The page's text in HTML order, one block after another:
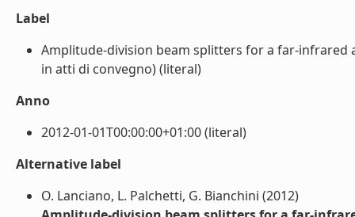
Label
Amplitude-division beam splitters for a far-
in atti di convegno) (literal)
Anno
2012-01-01T00:00:00+01:00 (literal)
Alternative label
O. Lanciano, L. Palchetti, G. Bianchini (2012)